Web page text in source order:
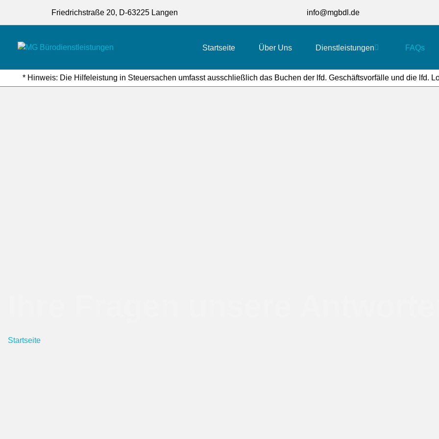
Friedrichstraße 20, D-63225 Langen info@mgbdl.de
Startseite Über Uns Dienstleistungen FAQs
* Hinweis: Die Hilfeleistung in Steuersachen umfasst ausschließlich das Buchen der lfd. Geschäftsvorfälle und die lfd.
Startseite